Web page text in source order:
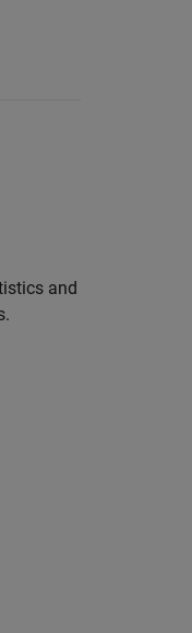
and